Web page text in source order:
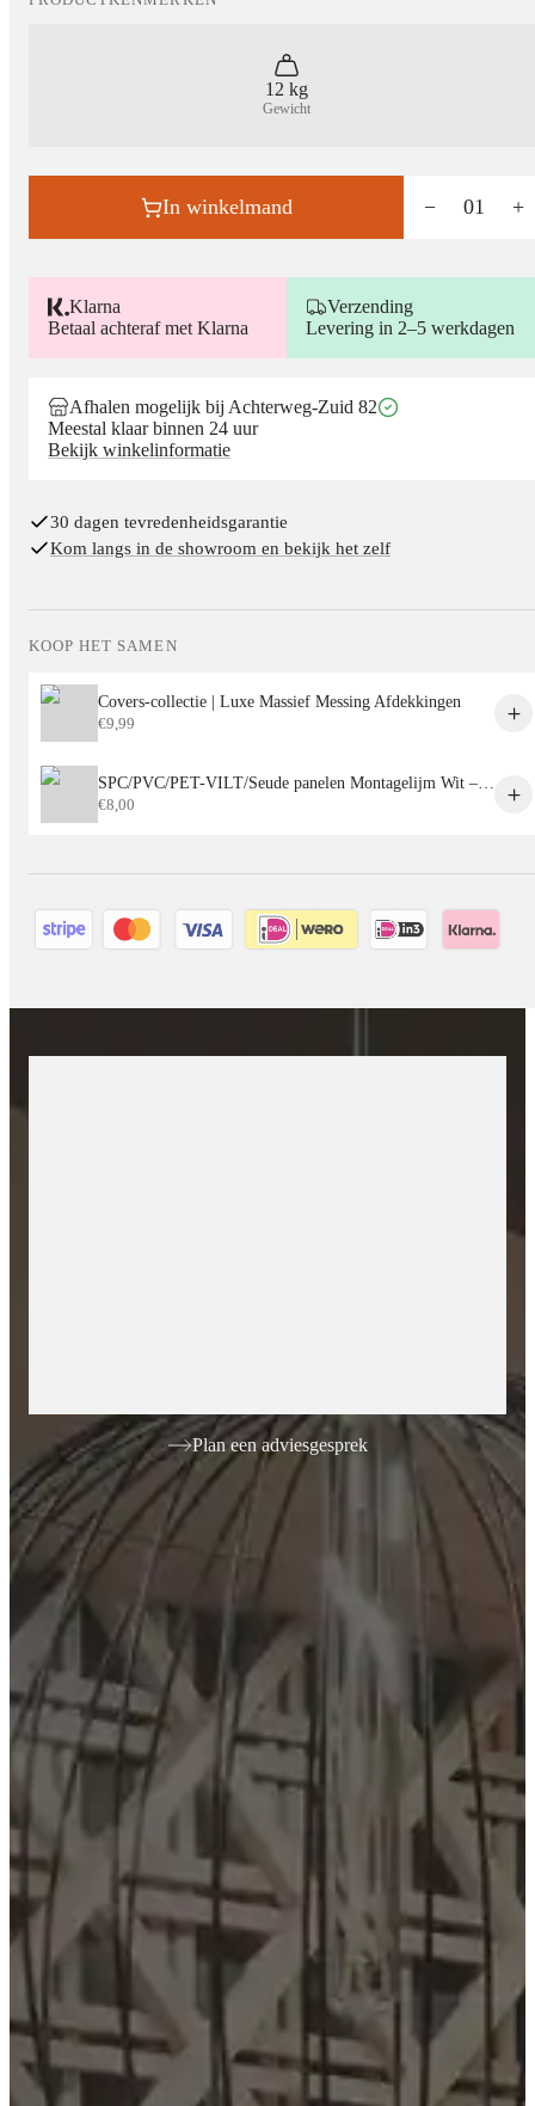
12 kg
Gewicht
In winkelmand − 01 +
Klarna
Betaal achteraf met Klarna
Verzending
Levering in 2–5 werkdagen
Afhalen mogelijk bij Achterweg-Zuid 82
Meestal klaar binnen 24 uur
Bekijk winkelinformatie
30 dagen tevredenheidsgarantie
Kom langs in de showroom en bekijk het zelf
KOOP HET SAMEN
Covers-collectie | Luxe Massief Messing Afdekkingen
€9,99
SPC/PVC/PET-VILT/Seude panelen Montagelijm Wit – Sterke Lijm voor Alle Decoratieve Panelen
€8,00
Plan een adviesgesprek